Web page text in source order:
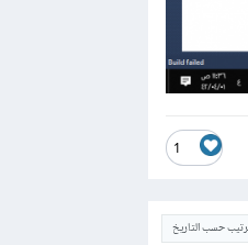
1
حسب التاريخ